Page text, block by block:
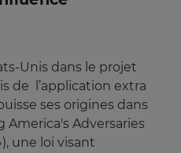
Unis dans le projet
de l’application extra
ses origines dans
America's Adversaries
une loi visant